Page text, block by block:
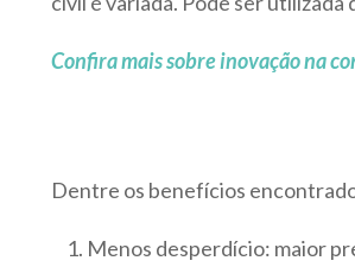
Confira mais sobre inovação na
Dentre os benefícios
Menos desperdício: maior